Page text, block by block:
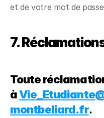
et de votre mot de
7.
Toute
à
montbeliard.fr.